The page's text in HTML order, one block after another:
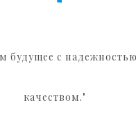
будущее с
качеством."